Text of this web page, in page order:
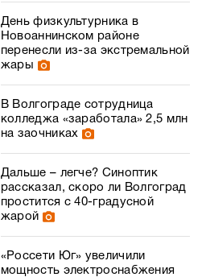
День физкультурника в
Новоаннинском районе
перенесли из-за экстремальной
жары
В Волгограде сотрудница
колледжа «заработала» 2,5 млн
на заочниках
Дальше – легче? Синоптик
рассказал, скоро ли Волгоград
простится с 40-градусной
жарой
«Россети Юг» увеличили
мощность электроснабжения